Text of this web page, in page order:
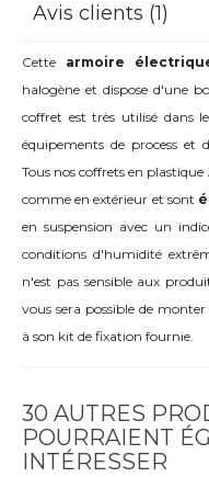
Avis clients (1)
Cette armoire
halogène et dispose d'une
coffret est très utilisé dans
équipements de process et
Tous nos coffrets en
comme en extérieur et sont
en suspension avec un
conditions d'humidité
n'est pas sensible aux
vous sera possible de
à son kit de fixation fournie.
30 AUTRES
POURRAIENT
INTÉRESSER